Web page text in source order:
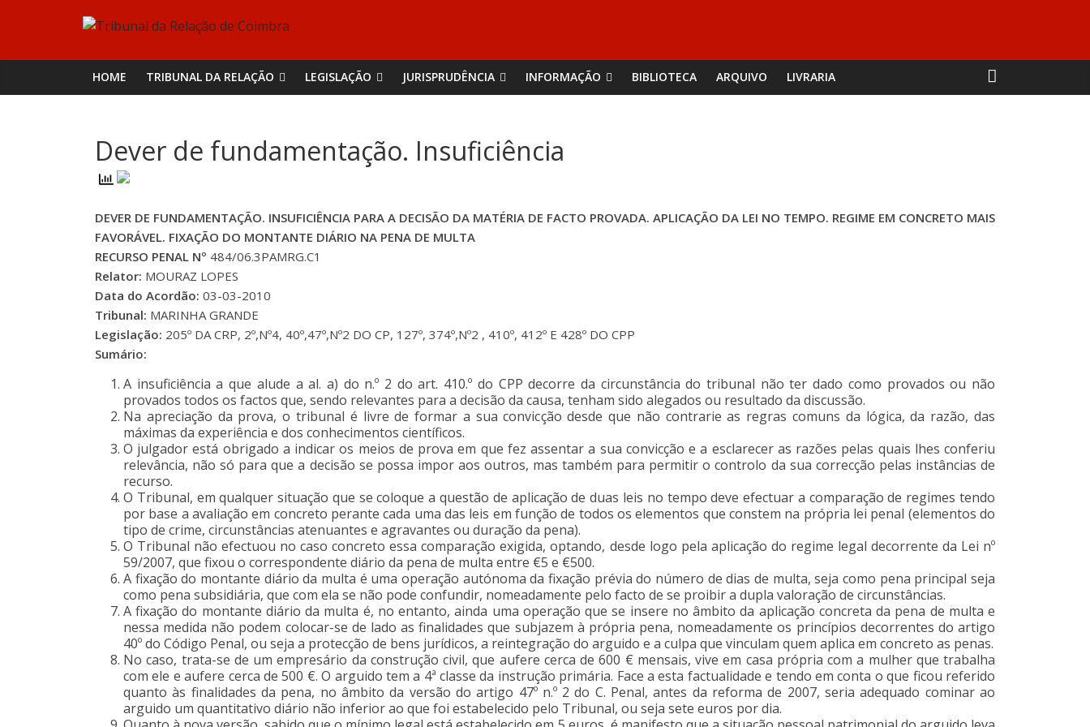
Tribunal
da
Relação
de
Coimbra
HOME TRIBUNAL DA RELAÇÃO LEGISLAÇÃO JURISPRUDÊNCIA INFORMAÇÃO BIBLIOTECA ARQUIVO LIVRARIA
Dever de fundamentação. Insuficiência
DEVER DE FUNDAMENTAÇÃO. INSUFICIÊNCIA PARA A DECISÃO DA MATÉRIA DE FACTO PROVADA. APLICAÇÃO DA LEI NO TEMPO. REGIME EM CONCRETO MAIS
FAVORÁVEL. FIXAÇÃO DO MONTANTE DIÁRIO NA PENA DE MULTA
RECURSO PENAL Nº 484/06.3PAMRG.C1
Relator: MOURAZ LOPES
Data do Acordão: 03-03-2010
Tribunal: MARINHA GRANDE
Legislação: 205º DA CRP, 2º,Nº4, 40º,47º,Nº2 DO CP, 127º, 374º,Nº2 , 410º, 412º E 428º DO CPP
Sumário:
A insuficiência a que alude a al. a) do n.º 2 do art. 410.º do CPP decorre da circunstância do tribunal não ter dado como provados ou não
provados todos os factos que, sendo relevantes para a decisão da causa, tenham sido alegados ou resultado da discussão.
Na apreciação da prova, o tribunal é livre de formar a sua convicção desde que não contrarie as regras comuns da lógica, da razão, das
máximas da experiência e dos conhecimentos científicos.
O julgador está obrigado a indicar os meios de prova em que fez assentar a sua convicção e a esclarecer as razões pelas quais lhes conferiu
relevância, não só para que a decisão se possa impor aos outros, mas também para permitir o controlo da sua correcção pelas instâncias de
recurso.
O Tribunal, em qualquer situação que se coloque a questão de aplicação de duas leis no tempo deve efectuar a comparação de regimes tendo
por base a avaliação em concreto perante cada uma das leis em função de todos os elementos que constem na própria lei penal (elementos do
tipo de crime, circunstâncias atenuantes e agravantes ou duração da pena).
O Tribunal não efectuou no caso concreto essa comparação exigida, optando, desde logo pela aplicação do regime legal decorrente da Lei nº
59/2007, que fixou o correspondente diário da pena de multa entre €5 e €500.
A fixação do montante diário da multa é uma operação autónoma da fixação prévia do número de dias de multa, seja como pena principal seja
como pena subsidiária, que com ela se não pode confundir, nomeadamente pelo facto de se proibir a dupla valoração de circunstâncias.
A fixação do montante diário da multa é, no entanto, ainda uma operação que se insere no âmbito da aplicação concreta da pena de multa e
nessa medida não podem colocar-se de lado as finalidades que subjazem à própria pena, nomeadamente os princípios decorrentes do artigo
40º do Código Penal, ou seja a protecção de bens jurídicos, a reintegração do arguido e a culpa que vinculam quem aplica em concreto as penas.
No caso, trata-se de um empresário da construção civil, que aufere cerca de 600 € mensais, vive em casa própria com a mulher que trabalha
com ele e aufere cerca de 500 €. O arguido tem a 4ª classe da instrução primária. Face a esta factualidade e tendo em conta o que ficou referido
quanto às finalidades da pena, no âmbito da versão do artigo 47º n.º 2 do C. Penal, antes da reforma de 2007, seria adequado cominar ao
arguido um quantitativo diário não inferior ao que foi estabelecido pelo Tribunal, ou seja sete euros por dia.